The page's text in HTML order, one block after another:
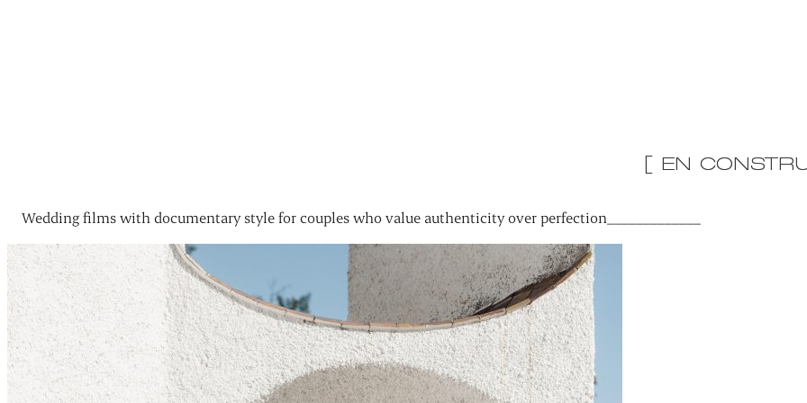
[ EN
Wedding films with documentary style for couples who value authenticity over perfection_____________